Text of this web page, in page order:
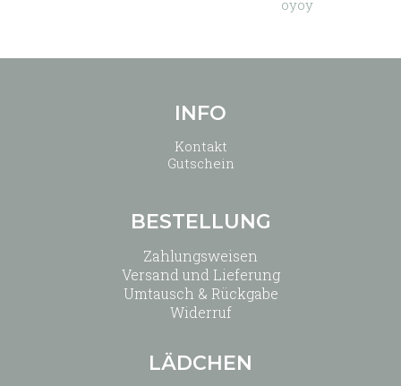
oyoy
INFO
Kontakt
Gutschein
BESTELLUNG
Zahlungsweisen
Versand und Lieferung
Umtausch & Rückgabe
Widerruf
LÄDCHEN